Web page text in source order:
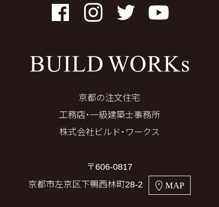
FacebookInstagramTwitter YouTube
京都の注文住宅
工務店・一級建築士事務所
株式会社ビルド・ワークス
〒606-0817
京都市左京区下鴨西林町28-2
MAP